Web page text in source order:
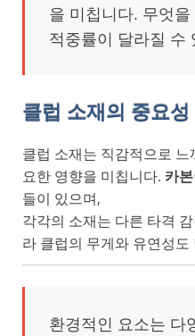
을 미칩니다. 무엇
적중률이 달라질 수
클럽 소재의 중요성
클럽 소재는 직감적으로
요한 영향을 미칩니다. 카본
들이 있으며,
각각의 소재는 다른 타격
라 클럽의 무게와 유연성
환경적인 요소는 다